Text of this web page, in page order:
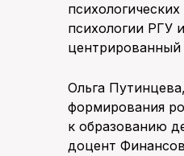
психологии РГУ
центрированный
Ольга
формирования
к образованию
доцент